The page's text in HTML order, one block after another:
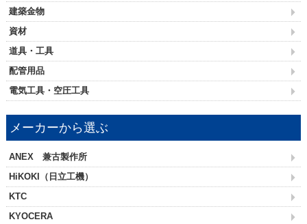
建築金物
資材
道具・工具
配管用品
電気工具・空圧工具
メーカーから選ぶ
ANEX 兼古製作所
HiKOKI（日立工機）
KTC
KYOCERA